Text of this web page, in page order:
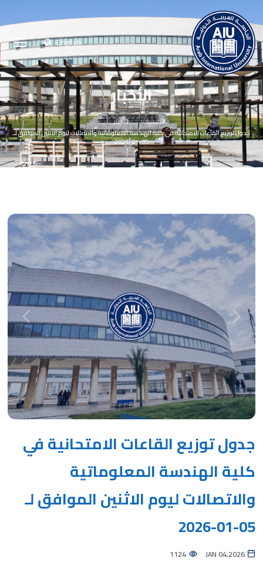
English
الأخبار
الرئيسية
الأخبار
جدول توزيع القاعات الامتحانية في كلية الهندسة المعلوماتية والاتصالات ليوم الاثنين الموافق لـ
05-01-2026
Previous
Next
جدول توزيع القاعات الامتحانية في
كلية الهندسة المعلوماتية
والاتصالات ليوم الاثنين الموافق لـ
05-01-2026
JAN 04,2026
1124